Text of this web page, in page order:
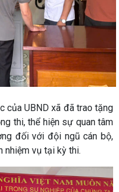
UBND xã đã trao tặng
thi, thể hiện sự quan tâm
đối với đội ngũ cán bộ,
nhiệm vụ tại kỳ thi.